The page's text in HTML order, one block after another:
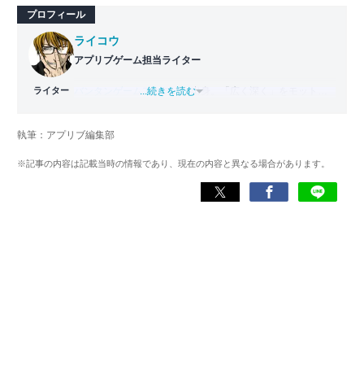
プロフィール
ライター
ライコウ
アプリブゲーム担当ライター
バンタンゲームアカデミー 出身。「広く深く」をモットー
ゲームだけでも1,000本以上。ゲーム開発者を目指した経験
くして面白さを引き出し、人々に伝えるためゲームライタ
...続きを読む
執筆：アプリブ編集部
※記事の内容は記載当時の情報であり、現在の内容と異なる場合があります。